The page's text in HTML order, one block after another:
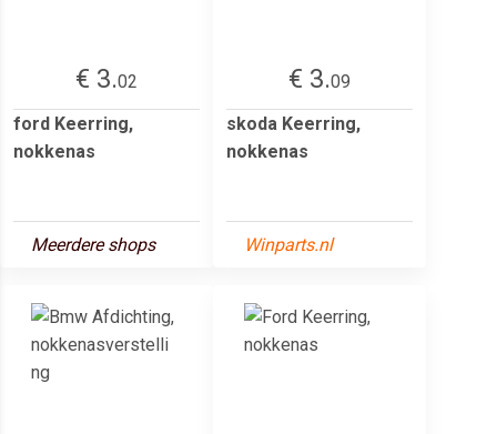
€ 3.02
ford Keerring,
nokkenas
Meerdere shops
€ 3.09
skoda Keerring,
nokkenas
Winparts.nl